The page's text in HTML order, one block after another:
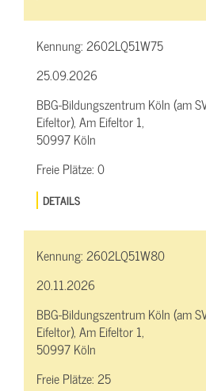
Kennung:2602LQ51W75
25.09.2026
BBG-Bildungszentrum Köln (am
Eifeltor), Am Eifeltor 1,
50997 Köln
Freie Plätze:0
DETAILS
Kennung:2602LQ51W80
20.11.2026
BBG-Bildungszentrum Köln (am
Eifeltor), Am Eifeltor 1,
50997 Köln
Freie Plätze:25